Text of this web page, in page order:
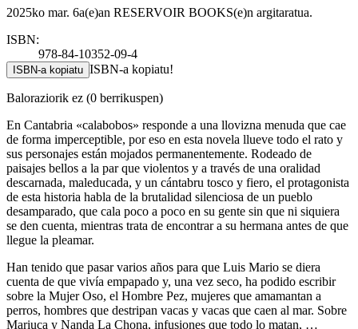
2025ko mar. 6a(e)an RESERVOIR BOOKS(e)n argitaratua.
ISBN:
978-84-10352-09-4
ISBN-a kopiatu ISBN-a kopiatu!
Baloraziorik ez (0 berrikuspen)
En Cantabria «calabobos» responde a una llovizna menuda que cae
de forma imperceptible, por eso en esta novela llueve todo el rato y
sus personajes están mojados permanentemente. Rodeado de
paisajes bellos a la par que violentos y a través de una oralidad
descarnada, maleducada, y un cántabru tosco y fiero, el protagonista
de esta historia habla de la brutalidad silenciosa de un pueblo
desamparado, que cala poco a poco en su gente sin que ni siquiera
se den cuenta, mientras trata de encontrar a su hermana antes de que
llegue la pleamar.
Han tenido que pasar varios años para que Luis Mario se diera
cuenta de que vivía empapado y, una vez seco, ha podido escribir
sobre la Mujer Oso, el Hombre Pez, mujeres que amamantan a
perros, hombres que destripan vacas y vacas que caen al mar. Sobre
Mariuca y Nanda La Chona, infusiones que todo lo matan, …